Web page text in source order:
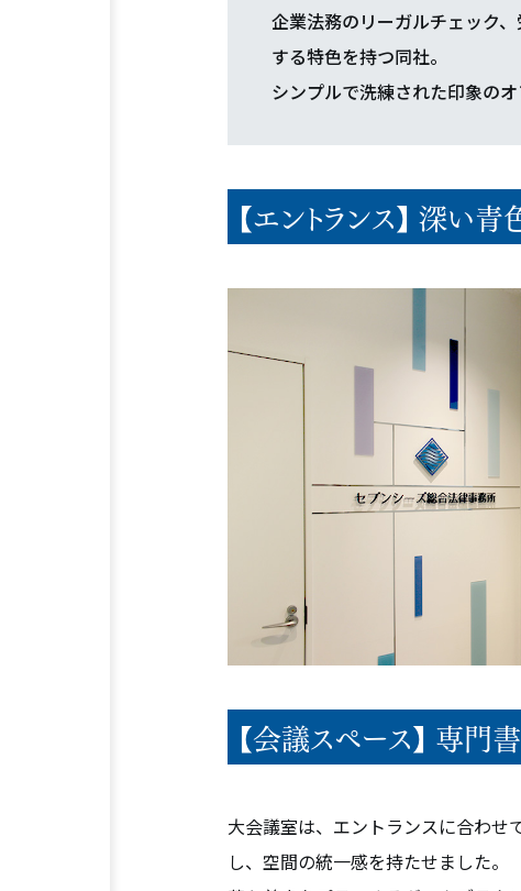
REASON 選ばれる理由
SERVICE
オフィス移転プロジェクトマネジメント
企業法務のリーガルチェック
する特色を持つ同社。
シンプルで洗練された印象の
【エントランス】 深い
【会議スペース】 専門
大会議室は、エントランスに合わせ
し、空間の統一感を持たせました。